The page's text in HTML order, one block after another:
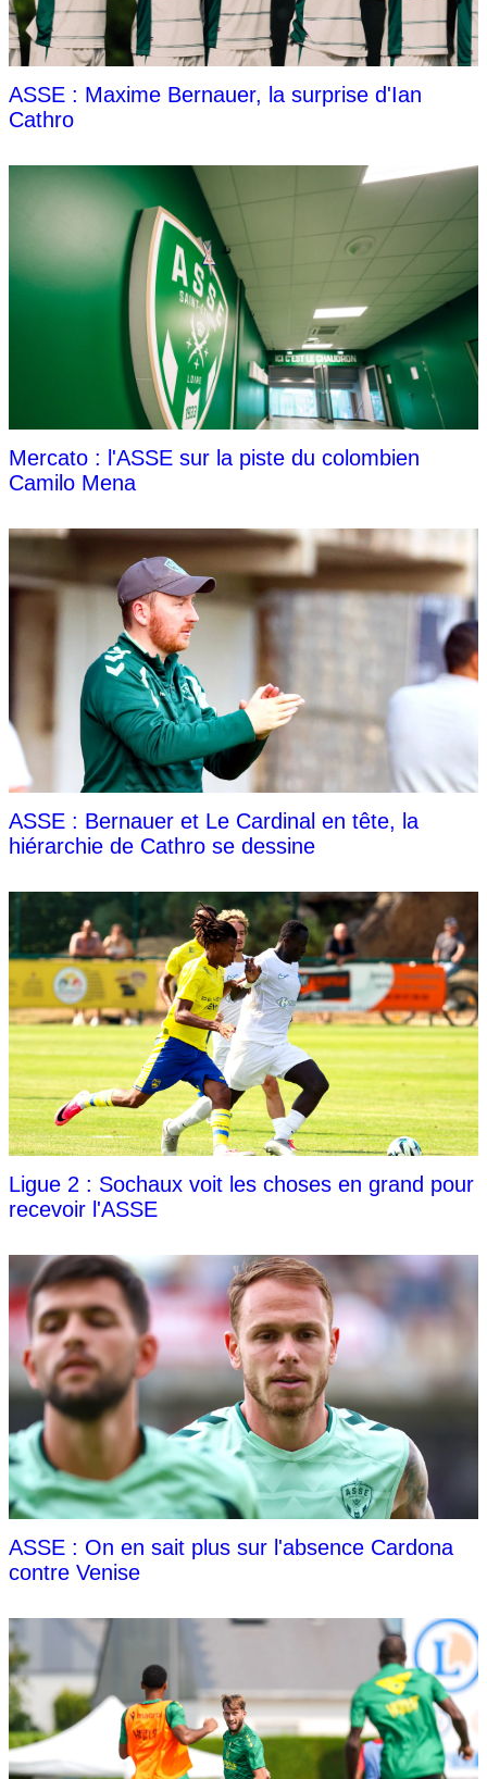
ASSE : Maxime Bernauer, la surprise d'Ian
Cathro
Mercato : l'ASSE sur la piste du colombien
Camilo Mena
ASSE : Bernauer et Le Cardinal en tête, la
hiérarchie de Cathro se dessine
Ligue 2 : Sochaux voit les choses en grand pour
recevoir l'ASSE
ASSE : On en sait plus sur l'absence Cardona
contre Venise